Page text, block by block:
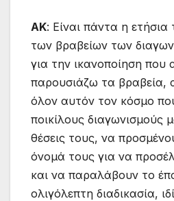
ΑΚ: Είναι πάντα η
των βραβείων των
για την ικανοποίηση που
παρουσιάζω τα βραβεία,
όλον αυτόν τον κόσμο
ποικίλους διαγωνισμούς
θέσεις τους, να
όνομά τους για να
και να παραλάβουν το
ολιγόλεπτη διαδικασία,